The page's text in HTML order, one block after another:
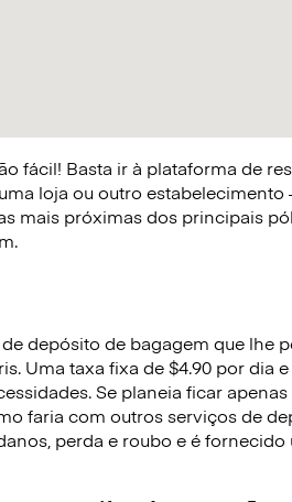
fácil! Basta ir à plataforma de
loja ou outro estabelecimento
mais próximas dos principais
depósito de bagagem que lhe
Uma taxa fixa de $4.90 por dia
Se planeia ficar
faria com outros serviços de
perda e roubo e é